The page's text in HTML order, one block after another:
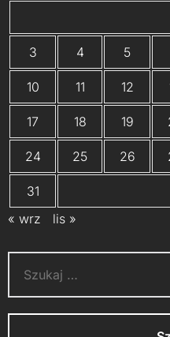
3 4 5
10 11 12
17 18 19
24 25 26
31
« wrz
lis »